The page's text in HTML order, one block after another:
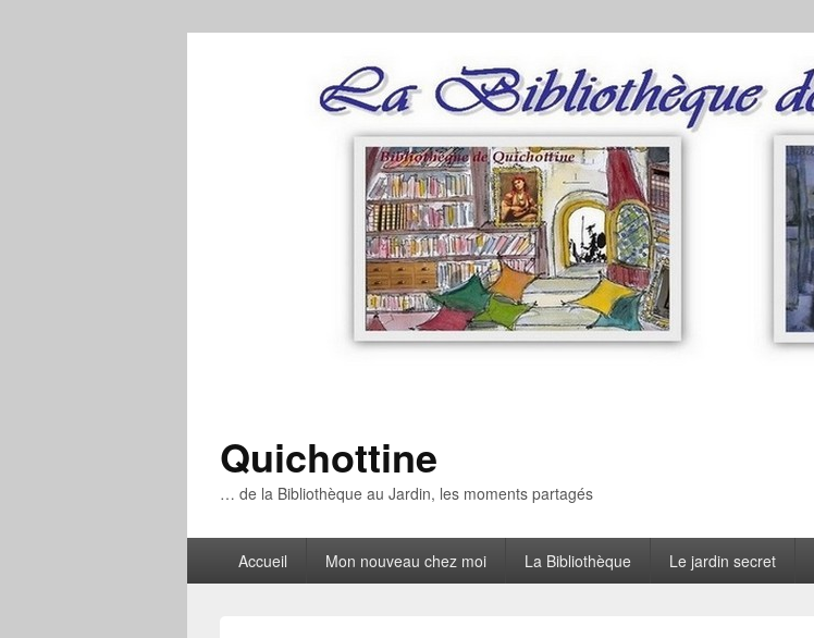
Quichottine
… de la Bibliothèque au Jardin, les moments partagés
principalAccueil Mon nouveau chez moi La Bibliothèque Le jardin secret